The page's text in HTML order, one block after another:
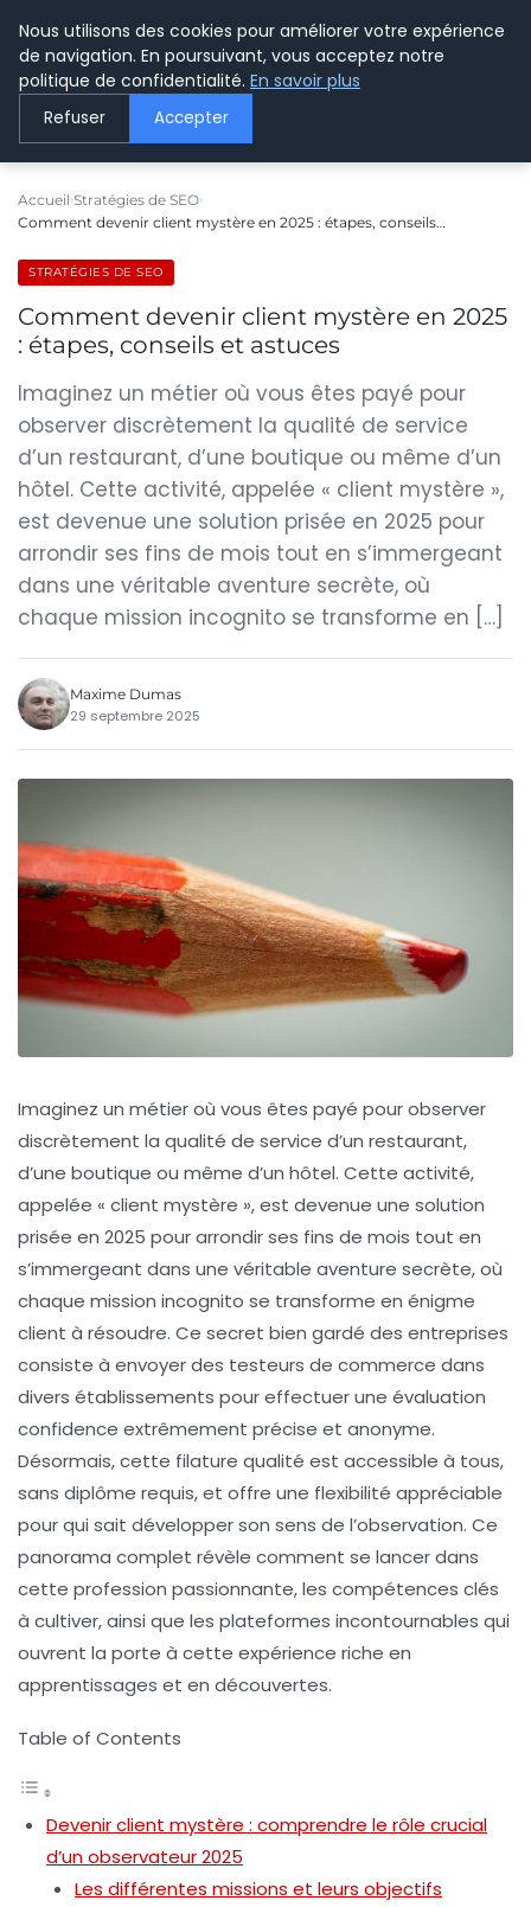
LE WEBMARKETING
Accueil Stratégies de SEO
Comment devenir client mystère en 2025 : étapes, conseils…
STRATÉGIES DE SEO
Comment devenir client mystère en 2025
: étapes, conseils et astuces
Imaginez un métier où vous êtes payé pour
observer discrètement la qualité de service
d’un restaurant, d’une boutique ou même d’un
hôtel. Cette activité, appelée « client mystère »,
est devenue une solution prisée en 2025 pour
arrondir ses fins de mois tout en s’immergeant
dans une véritable aventure secrète, où
chaque mission incognito se transforme en […]
Maxime Dumas
29 septembre 2025
Imaginez un métier où vous êtes payé pour observer
discrètement la qualité de service d’un restaurant,
d’une boutique ou même d’un hôtel. Cette activité,
appelée « client mystère », est devenue une solution
prisée en 2025 pour arrondir ses fins de mois tout en
s’immergeant dans une véritable aventure secrète, où
chaque mission incognito se transforme en énigme
client à résoudre. Ce secret bien gardé des entreprises
consiste à envoyer des testeurs de commerce dans
divers établissements pour effectuer une évaluation
confidence extrêmement précise et anonyme.
Désormais, cette filature qualité est accessible à tous,
sans diplôme requis, et offre une flexibilité appréciable
pour qui sait développer son sens de l’observation. Ce
panorama complet révèle comment se lancer dans
cette profession passionnante, les compétences clés
à cultiver, ainsi que les plateformes incontournables qui
ouvrent la porte à cette expérience riche en
apprentissages et en découvertes.
Table of Contents
Devenir client mystère : comprendre le rôle crucial
d’un observateur 2025
Les différentes missions et leurs objectifs
Nous utilisons des cookies pour améliorer votre expérience
de navigation. En poursuivant, vous acceptez notre
politique de confidentialité. En savoir plus
Refuser Accepter